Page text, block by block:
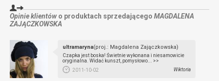
Opinie klientów o produktach sprzedającego MAGDALENA
ZAJĄCZKOWSKA
ultramaryna(proj.: Magdalena Zajączkowska)
Czapka jest boska! Świetnie wykonana i niesamowicie
oryginalna. Widać kunszt, pomysłowo... >>
2011-10-02
Wiktoria